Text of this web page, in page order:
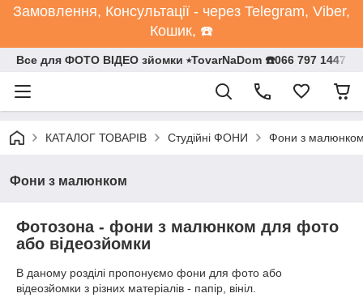
Замовлення, Консультації - через Telegram, Viber,
Кошик, ☎️
Все для ФОТО ВІДЕО зйомки ⭒TovarNaDom ☎️066 797 1447
КАТАЛОГ ТОВАРІВ Студійні ФОНИ Фони з
Фони з малюнком
Фотозона - фони з малюнком для фото
або відеозйомки
В даному розділі пропонуємо фони для фото або
відеозйомки з різних матеріалів - папір, вініл.